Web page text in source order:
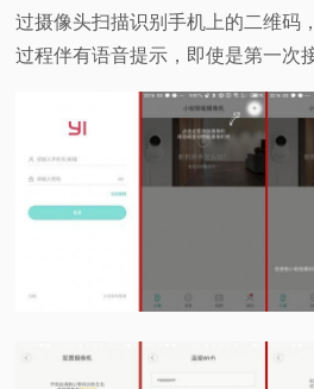
过摄像头扫描识别手机上的二维码
过程伴有语音提示，即使是第一次